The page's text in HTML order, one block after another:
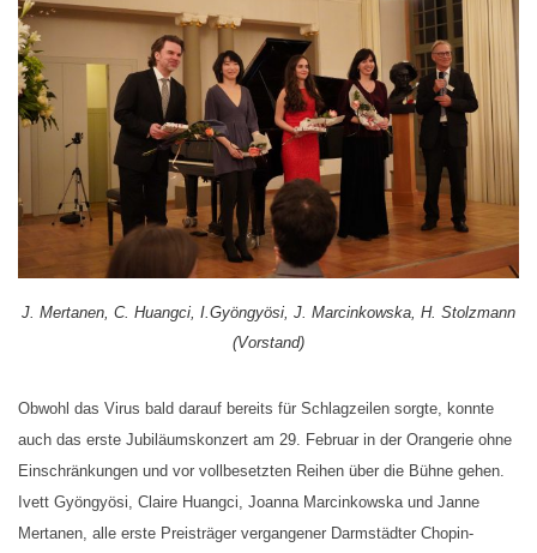
J. Mertanen, C. Huangci, I.Gyöngyösi, J. Marcinkowska, H. Stolzmann
(Vorstand)
Obwohl das Virus bald darauf bereits für Schlagzeilen sorgte, konnte
auch das erste Jubiläumskonzert am 29. Februar in der Orangerie ohne
Einschränkungen und vor vollbesetzten Reihen über die Bühne gehen.
Ivett Gyöngyösi, Claire Huangci, Joanna Marcinkowska und Janne
Mertanen, alle erste Preisträger vergangener Darmstädter Chopin-